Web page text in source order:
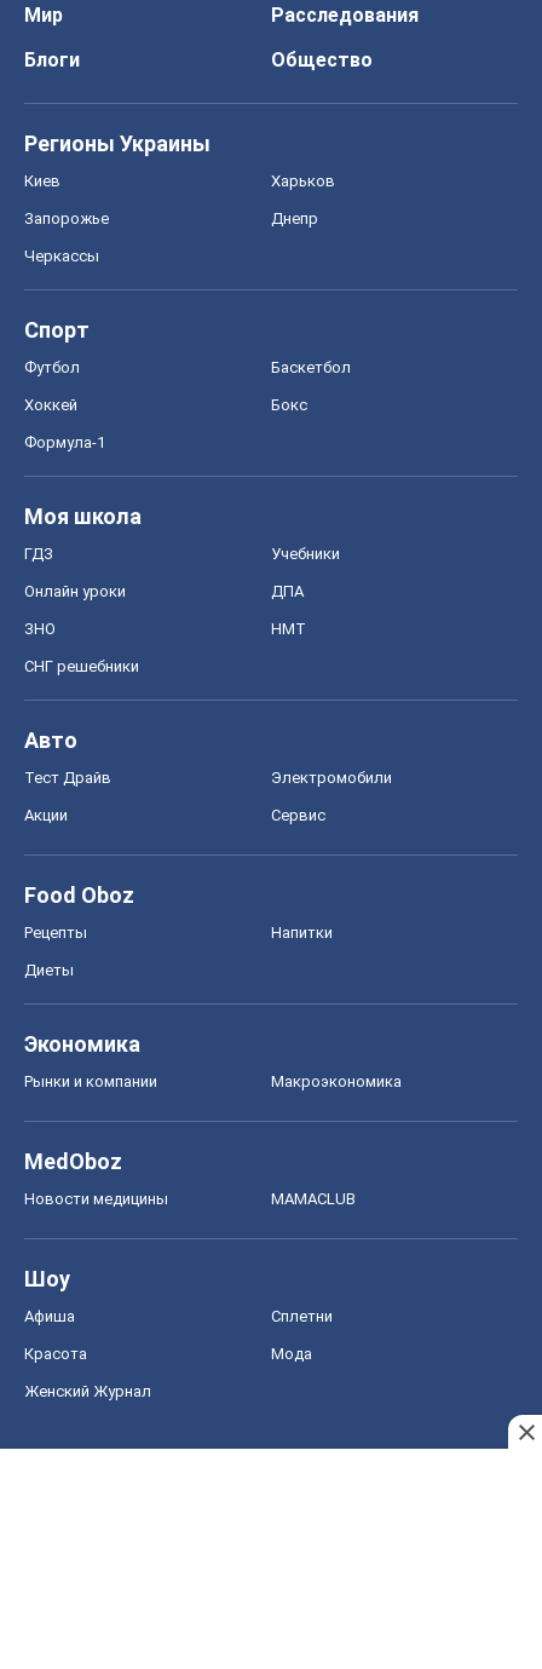
Мир
Расследования
Блоги
Общество
Регионы Украины
Киев Харьков
Запорожье Днепр
Черкассы
Спорт
Футбол Баскетбол
Хоккей Бокс
Формула-1
Моя школа
ГДЗ Учебники
Онлайн уроки ДПА
ЗНО НМТ
СНГ решебники
Авто
Тест Драйв Электромобили
Акции Сервис
Food Oboz
Рецепты Напитки
Диеты
Экономика
Рынки и компании Mакроэкономика
MedOboz
Новости медицины MAMACLUB
Шоу
Афиша Сплетни
Красота Мода
Женский Журнал